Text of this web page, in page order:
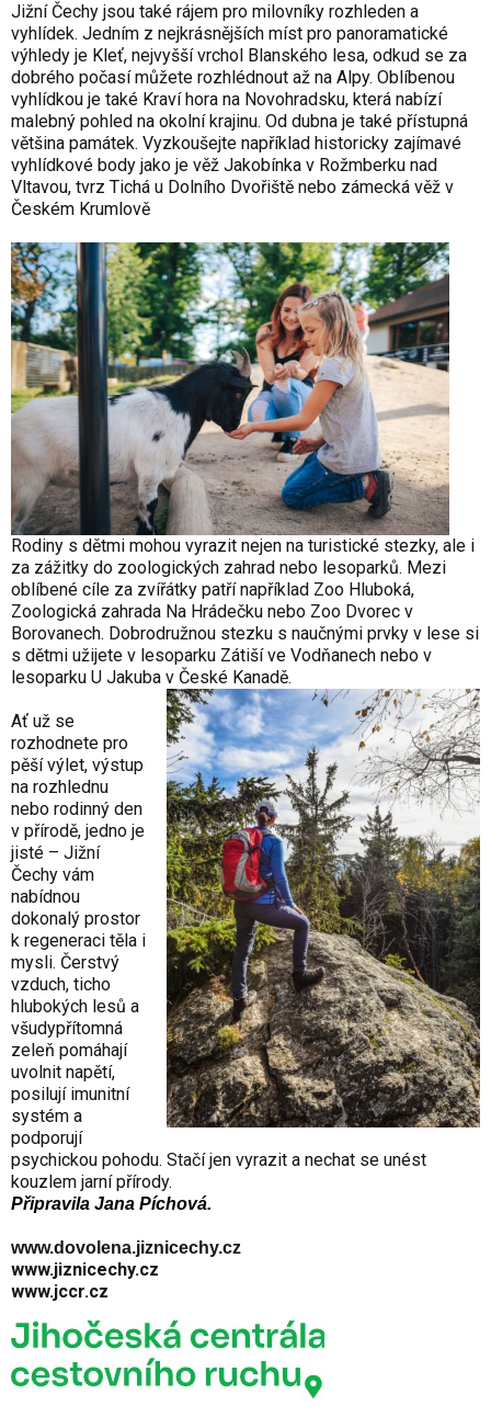
Jižní Čechy jsou také rájem pro milovníky rozhleden a
vyhlídek. Jedním z nejkrásnějších míst pro panoramatické
výhledy je Kleť, nejvyšší vrchol Blanského lesa, odkud se za
dobrého počasí můžete rozhlédnout až na Alpy. Oblíbenou
vyhlídkou je také Kraví hora na Novohradsku, která nabízí
malebný pohled na okolní krajinu. Od dubna je také přístupná
většina památek. Vyzkoušejte například historicky zajímavé
vyhlídkové body jako je věž Jakobínka v Rožmberku nad
Vltavou, tvrz Tichá u Dolního Dvořiště nebo zámecká věž v
Českém Krumlově
Rodiny s dětmi mohou vyrazit nejen na turistické stezky, ale i
za zážitky do zoologických zahrad nebo lesoparků. Mezi
oblíbené cíle za zvířátky patří například Zoo Hluboká,
Zoologická zahrada Na Hrádečku nebo Zoo Dvorec v
Borovanech. Dobrodružnou stezku s naučnými prvky v lese si
s dětmi užijete v lesoparku Zátiší ve Vodňanech nebo v
lesoparku U Jakuba v České Kanadě.
Ať už se
rozhodnete pro
pěší výlet, výstup
na rozhlednu
nebo rodinný den
v přírodě, jedno je
jisté – Jižní
Čechy vám
nabídnou
dokonalý prostor
k regeneraci těla i
mysli. Čerstvý
vzduch, ticho
hlubokých lesů a
všudypřítomná
zeleň pomáhají
uvolnit napětí,
posilují imunitní
systém a
podporují
psychickou pohodu. Stačí jen vyrazit a nechat se unést
kouzlem jarní přírody.
Připravila Jana Píchová.
www.dovolena.jiznicechy.cz
www.jiznicechy.cz
www.jccr.cz